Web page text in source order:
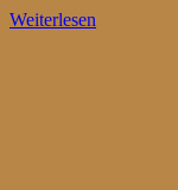
Weiterlesen